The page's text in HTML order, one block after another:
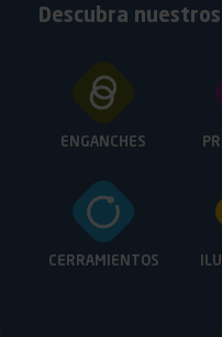
Descubra
ENGANCHES
CERRAMIENTOS